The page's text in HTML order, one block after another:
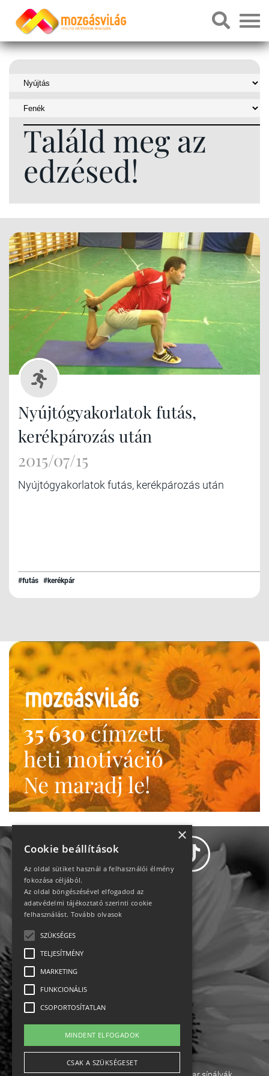
Találd meg az
edzésed!
Nyújtógyakorlatok futás,
kerékpározás után
2015/07/15
Nyújtógyakorlatok futás, kerékpározás után
#futás #kerékpár
35 630címzett
heti motiváció
Ne maradj le!
Adatvédelem
Impresszum-kapcsolat
English
×
Cookie beállítások
Az oldal sütiket használ a felhasználói élmény
fokozása céljából.
Az oldal böngészésével elfogadod az
adatvédelmi tájékoztató szerinti cookie
felhasználást. Tovább olvasok
SZÜKSÉGES
TELJESÍTMÉNY
MARKETING
FUNKCIONÁLIS
CSOPORTOSÍTATLAN
MINDENT ELFOGADOK
CSAK A SZÜKSÉGESET